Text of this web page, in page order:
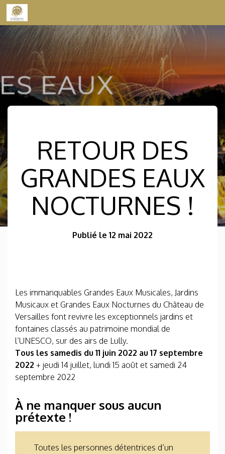
Skip to content
RETOUR DES
GRANDES EAUX
NOCTURNES !
Publié le 12 mai 2022
Les immanquables Grandes Eaux Musicales, Jardins
Musicaux et Grandes Eaux Nocturnes du Château de
Versailles font revivre les exceptionnels jardins et
fontaines classés au patrimoine mondial de
l’UNESCO, sur des airs de Lully.
Tous les samedis du 11 juin 2022 au 17 septembre
2022 + jeudi 14 juillet, lundi 15 août et samedi 24
septembre 2022
À ne manquer sous aucun
prétexte !
Toutes les personnes détentrices d’un